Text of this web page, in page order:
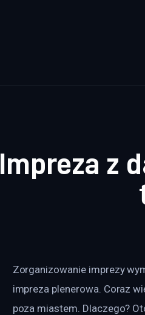
Impreza z
Zorganizowanie imprezy
impreza plenerowa. Coraz
poza miastem. Dlaczego?